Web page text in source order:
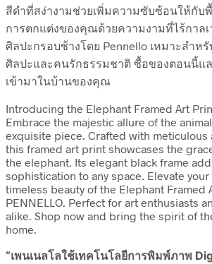
สีดำที่สง่างามช่วยเพิ่มความซับซ้อนให้กับ
การตกแต่งของคุณด้วยความงามที่ไร้กาล
ศิลปะกรอบช้างโดย Pennello เหมาะสำห
ศิลปะและคนรักธรรมชาติ ซื้อของตอนนี้
เข้ามาในบ้านของคุณ
Introducing the Elephant Framed Art
Embrace the majestic allure of the
exquisite piece. Crafted with meticulous
this framed art print showcases the
the elephant. Its elegant black frame
sophistication to any space. Elevate
timeless beauty of the Elephant Framed
PENNELLO. Perfect for art enthusiasts
alike. Shop now and bring the spirit of
home.
“เพนเนลโลใช้เทคโนโลยีการพิมพ์ภาพ